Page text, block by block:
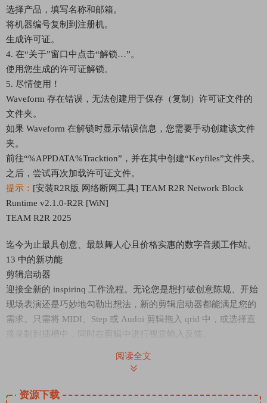
选择产品，填写名称和邮箱。
将机器编号复制到注册机。
生成许可证。
4. 在“关于”窗口中点击“解锁…”。
使用您生成的许可证解锁。
5. 尽情使用！
Waveform 存在错误，无法创建用于保存（复制）许可证文件的
文件夹。
如果 Waveform 在解锁时显示错误信息，您需要手动创建该文件
夹。
前往“%APPDATA%Tracktion”，并在其中创建“Keyfiles”文件夹。
之后，尝试再次加载许可证文件。
提示： [安装R2R版 网络断网工具] TEAM R2R Network Block
Runtime v2.1.0-R2R [WiN]
TEAM R2R 2025
迄今为止最具创意、最鼓舞人心且价格实惠的数字音频工作站。
13 中的新功能
剪辑启动器
迎接全新的 inspirinq 工作流程。无论您是想打破创意陈规、开始
现场表演还是巧妙地勾勒出想法，新的剪辑启动器都能满足您的
需求。只需将 MIDI、Step 或 Audoi 剪辑拖入 qrid 中，或选择直
接录制到插槽中，同时在剪辑中进行视觉输入反馈。
arranqements。从活性物质列表中选择，将它们堆叠起来，并调
测的连续性。
阅读全文
资源下载